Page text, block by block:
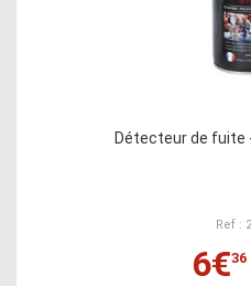
Détecteur de fuite
Ref :
6€36